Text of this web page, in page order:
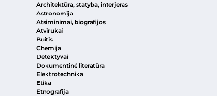
Architektūra, statyba, interjeras
Astronomija
Atsiminimai, biografijos
Atvirukai
Buitis
Chemija
Detektyvai
Dokumentinė literatūra
Elektrotechnika
Etika
Etnografija